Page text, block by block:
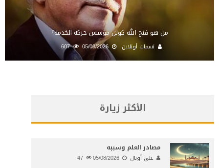
من هو فتح الله كولن مؤسس حركة الخدمة؟
نسمات أونلاين 05/08/2026
607
الأكثر زيارة
مصادر العلم وسببه
علي أونال 05/08/2026